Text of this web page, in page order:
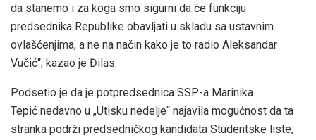
da stanemo i za koga smo sigurni da će funkciju
predsednika Republike obavljati u skladu sa ustavnim
ovlašćenjima, a ne na način kako je to radio Aleksandar
Vučić“, kazao je Đilas.
Podsetio je da je potpredsednica SSP-a Marinika
Tepić nedavno u „Utisku nedelje“ najavila mogućnost da ta
stranka podrži predsedničkog kandidata Studentske liste,